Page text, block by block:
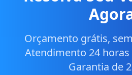
Orçamento grátis,
Atendimento 24
Garantia de